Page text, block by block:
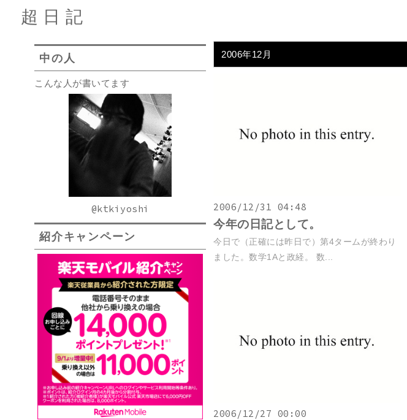
超日記
中の人
こんな人が書いてます
@ktkiyoshi
紹介キャンペーン
2006年12月
2006/12/31 04:48
今年の日記として。
今日で（正確には昨日で）第4タームが終わり
ました。数学1Aと政経。 数...
2006/12/27 00:00